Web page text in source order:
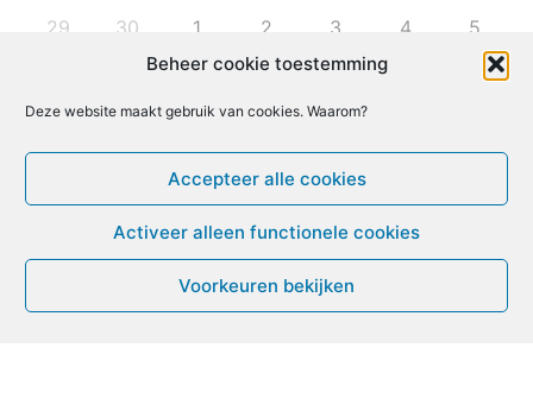
Beheer cookie toestemming
Deze website maakt gebruik van cookies. Waarom?
Accepteer alle cookies
Activeer alleen functionele cookies
Voorkeuren bekijken
29 30 1 2 3 4 5
17
21 22 23 24 25